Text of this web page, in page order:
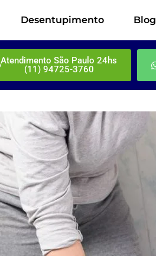
Desentupimento Blog
Atendimento São Paulo 24hs
(11) 94725-3760